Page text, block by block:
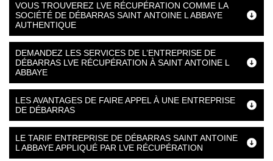
VOUS TROUVEREZ LVE RÉCUPÉRATION COMME LA
SOCIÉTÉ DE DÉBARRAS SAINT ANTOINE L ABBAYE
AUTHENTIQUE
DEMANDEZ LES SERVICES DE L’ENTREPRISE DE
DÉBARRAS LVE RÉCUPÉRATION À SAINT ANTOINE L
ABBAYE
LES AVANTAGES DE FAIRE APPEL À UNE ENTREPRISE
DE DÉBARRAS
LE TARIF ENTREPRISE DE DÉBARRAS SAINT ANTOINE
L ABBAYE APPLIQUÉ PAR LVE RÉCUPÉRATION